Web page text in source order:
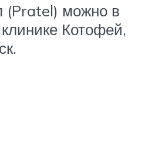
(Pratel) можно в
Котофей,